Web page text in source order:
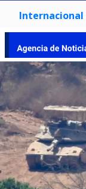
Internacional